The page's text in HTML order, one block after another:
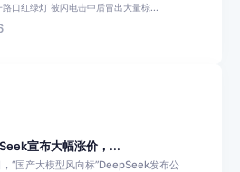
口红绿灯 被闪电击中后冒出大量棕...
宣布大幅涨价，...
“国产大模型风向标”DeepSeek发布公